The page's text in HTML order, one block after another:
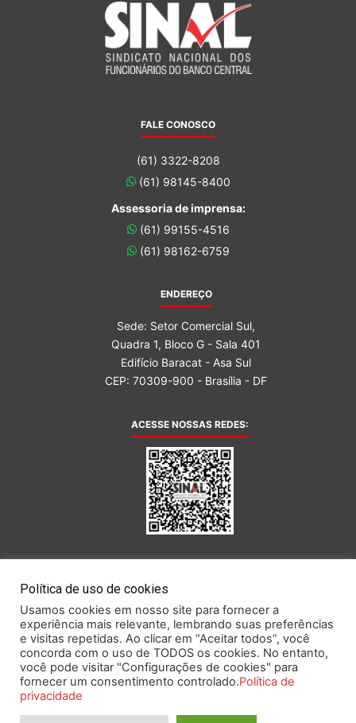
FALE CONOSCO
(61) 3322-8208
(61) 98145-8400
Assessoria de imprensa:
(61) 99155-4516
(61) 98162-6759
ENDEREÇO
Sede: Setor Comercial Sul,
Quadra 1, Bloco G - Sala 401
Edifício Baracat - Asa Sul
CEP: 70309-900 - Brasília - DF
ACESSE NOSSAS REDES:
Este portal obedece às prescrições da Lei Geral de Proteção de Dados.
Política de uso de cookies
Usamos cookies em nosso site para fornecer a
experiência mais relevante, lembrando suas preferências
e visitas repetidas. Ao clicar em “Aceitar todos”, você
concorda com o uso de TODOS os cookies. No entanto,
você pode visitar "Configurações de cookies" para
fornecer um consentimento controlado.Política de
privacidade